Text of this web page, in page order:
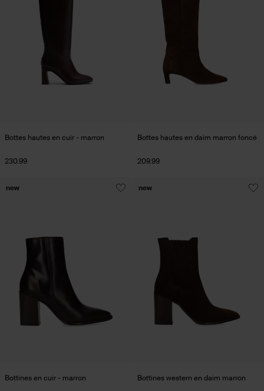
Bottes hautes en cuir - marron
230.99
Bottes hautes en daim marron foncé
209.99
Bottines en cuir - marron
new
Bottines western en daim marron
new